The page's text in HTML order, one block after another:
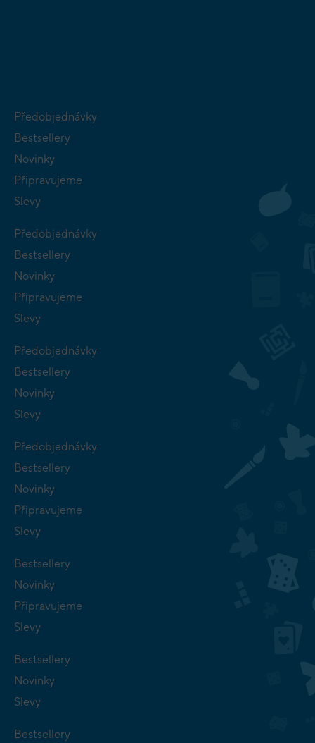
Předobjednávky
Bestsellery
Novinky
Připravujeme
Slevy
Předobjednávky
Bestsellery
Novinky
Připravujeme
Slevy
Předobjednávky
Bestsellery
Novinky
Slevy
Předobjednávky
Bestsellery
Novinky
Připravujeme
Slevy
Bestsellery
Novinky
Připravujeme
Slevy
Bestsellery
Novinky
Slevy
Bestsellery